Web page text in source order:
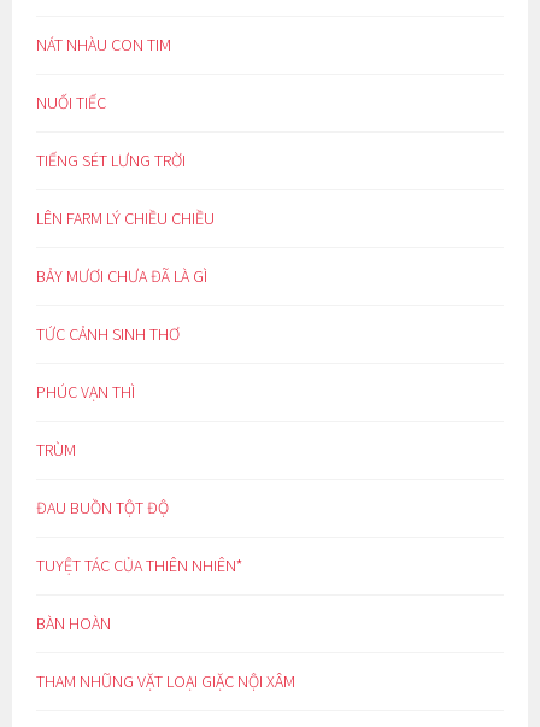
NÁT NHÀU CON TIM
NUỐI TIẾC
TIẾNG SÉT LƯNG TRỜI
LÊN FARM LÝ CHIỀU CHIỀU
BẢY MƯƠI CHƯA ĐÃ LÀ GÌ
TỨC CẢNH SINH THƠ
PHÚC VẠN THÌ
TRÙM
ĐAU BUỒN TỘT ĐỘ
TUYỆT TÁC CỦA THIÊN NHIÊN*
BÀN HOÀN
THAM NHŨNG VẶT LOẠI GIẶC NỘI XÂM